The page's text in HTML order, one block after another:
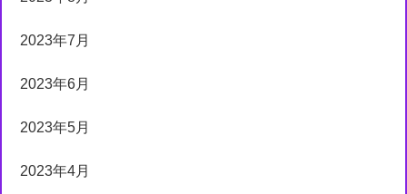
2023年7月
2023年6月
2023年5月
2023年4月